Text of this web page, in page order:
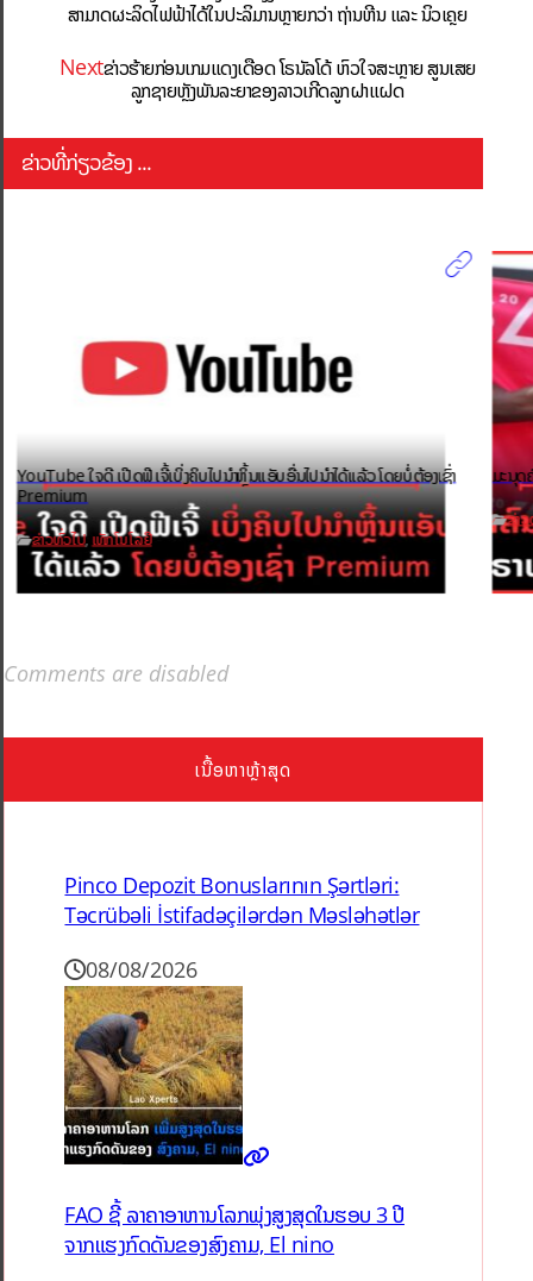
ສາມາດຜະລິດໄຟຟ້າໄດ້ໃນປະລິມານຫຼາຍກວ່າ ຖ່ານຫີນ ແລະ ນິວເຄຼຍ
Nextຂ່າວຮ້າຍກ່ອນເກມແດງເດືອດ ໂຣນັລໂດ້ ຫົວໃຈສະຫຼາຍ ສູນເສຍ
ລູກຊາຍຫຼັງພັນລະຍາຂອງລາວເກີດລູກຝາແຝດ
ຂ່າວທີ່ກ່ຽວຂ້ອງ ...
YouTube ໃຈດີ ເປີດຟີເຈີ້ເບິ່ງຄິບໄປນຳຫຼິ້ນແອັບອື່ນໄປນຳໄດ້ແລ້ວ ໂດຍບໍ່ຕ້ອງເຊົ່າ
Premium
ຂ່າວທົ່ວໄປ, ເທັກໂນໂລຢີ
ມະນຸດ
ຂ່າວ
Comments are disabled
ເນື້ອຫາຫຼ້າສຸດ
Pinco Depozit Bonuslarının Şərtləri:
Təcrübəli İstifadəçilərdən Məsləhətlər
08/08/2026
FAO ຊີ້ ລາຄາອາຫານໂລກພຸ່ງສູງສຸດໃນຮອບ 3 ປີ
ຈາກແຮງກົດດັນຂອງສົງຄາມ, El nino